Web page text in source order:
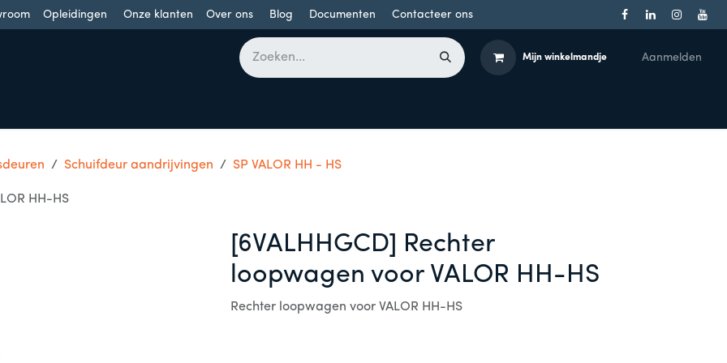
Opleidingen Onze klanten Over ons Blog Documenten Contacteer ons
Mijn winkelmandje Aanmelden
Schuifdeur aandrijvingen SP VALOR HH - HS
HH-HS
[6VALHHGCD] Rechter
loopwagen voor VALOR HH-HS
Rechter loopwagen voor VALOR HH-HS